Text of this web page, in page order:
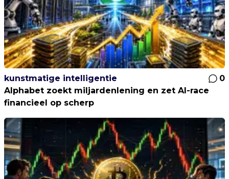
kunstmatige intelligentie
0
Alphabet zoekt miljardenlening en zet AI-race
financieel op scherp